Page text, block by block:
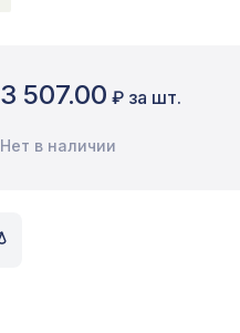
3 507.00 ₽ за шт.
Нет в наличии